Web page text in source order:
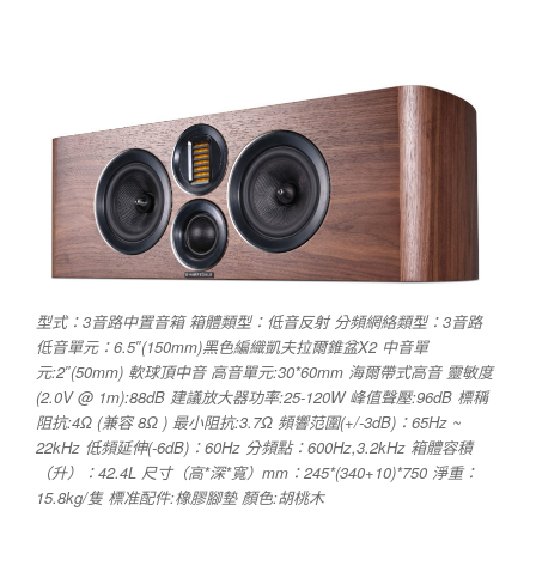
型式：3音路中置音箱 箱體類型：低音反射 分頻網絡類型：3音路
低音單元：6.5″(150mm)黑色編織凱夫拉爾錐盆X2 中音單
元:2″(50mm) 軟球頂中音 高音單元:30*60mm 海爾帶式高音 靈敏度
(2.0V @ 1m):88dB 建議放大器功率:25-120W 峰值聲壓:96dB 標稱
阻抗:4Ω (兼容 8Ω ) 最小阻抗:3.7Ω 頻響范圍(+/-3dB)：65Hz ~
22kHz 低頻延伸(-6dB)：60Hz 分頻點：600Hz,3.2kHz 箱體容積
（升）：42.4L 尺寸（高*深*寬）mm：245*(340+10)*750 淨重：
15.8kg/隻 標准配件:橡膠腳墊 顏色:胡桃木